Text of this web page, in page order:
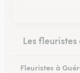
Les
Fleuristes à